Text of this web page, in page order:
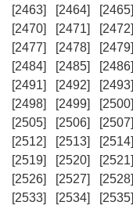
[2463]
[2464] [2465]
[2470]
[2471] [2472]
[2477]
[2478] [2479]
[2484]
[2485] [2486]
[2491]
[2492] [2493]
[2498]
[2499] [2500]
[2505]
[2506] [2507]
[2512]
[2513] [2514]
[2519]
[2520] [2521]
[2526]
[2527] [2528]
[2533]
[2534] [2535]